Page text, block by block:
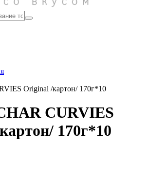
Original /картон/ 170г*10
CURVIES
170г*10